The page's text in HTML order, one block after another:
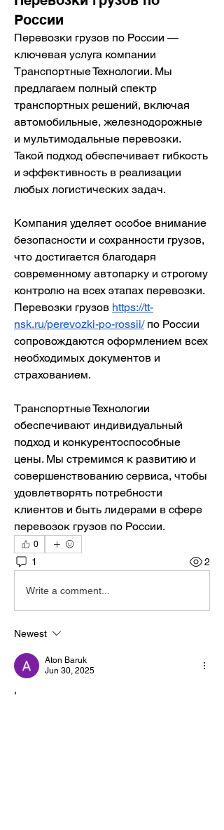
России
Перевозки грузов по России —
ключевая услуга компании
Транспортные Технологии. Мы
предлагаем полный спектр
транспортных решений, включая
автомобильные, железнодорожные
и мультимодальные перевозки.
Такой подход обеспечивает гибкость
и эффективность в реализации
любых логистических задач.
Компания уделяет особое внимание
безопасности и сохранности грузов,
что достигается благодаря
современному автопарку и строгому
контролю на всех этапах перевозки.
Перевозки грузов https://tt-
nsk.ru/perevozki-po-rossii/ по России
сопровождаются оформлением всех
необходимых документов и
страхованием.
Транспортные Технологии
обеспечивают индивидуальный
подход и конкурентоспособные
цены. Мы стремимся к развитию и
совершенствованию сервиса, чтобы
удовлетворять потребности
клиентов и быть лидерами в сфере
перевозок грузов по России.
0
1 2
Write a comment...
Newest
Aton Baruk
Jun 30, 2025
!